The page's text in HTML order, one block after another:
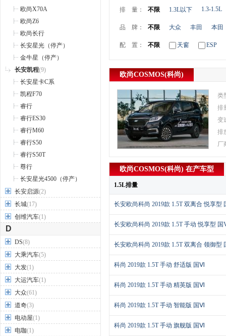
欧尚X70A
欧尚Z6
欧尚长行
长安星光（停产）
金牛星（停产）
长安凯程(9)
长安星卡C系
凯程F70
睿行
睿行ES30
睿行M60
睿行S50
睿行S50T
尊行
长安星光4500（停产）
长安启源(2)
长城(17)
创维汽车(1)
D
DS(8)
大乘汽车(5)
大发(1)
大运汽车(1)
大众(61)
道奇(3)
电动屋(1)
电咖(1)
排 量： 不限 1.3L以下 1.3-1.5L
品 牌： 不限 大众 丰田 本田
配 置： 不限 天窗 ESP
欧尚COSMOS(科尚)
类
排
变
排
厂
欧尚COSMOS(科尚) 在产车型
1.5L排量
长安欧尚科尚 2019款 1.5T 双离合 悦享型
长安欧尚科尚 2019款 1.5T 手动 悦享型 国
长安欧尚科尚 2019款 1.5T 双离合 领御型
科尚 2019款 1.5T 手动 舒适版 国Ⅵ
科尚 2019款 1.5T 手动 精英版 国Ⅵ
科尚 2019款 1.5T 手动 智能版 国Ⅵ
科尚 2019款 1.5T 手动 旗舰版 国Ⅵ